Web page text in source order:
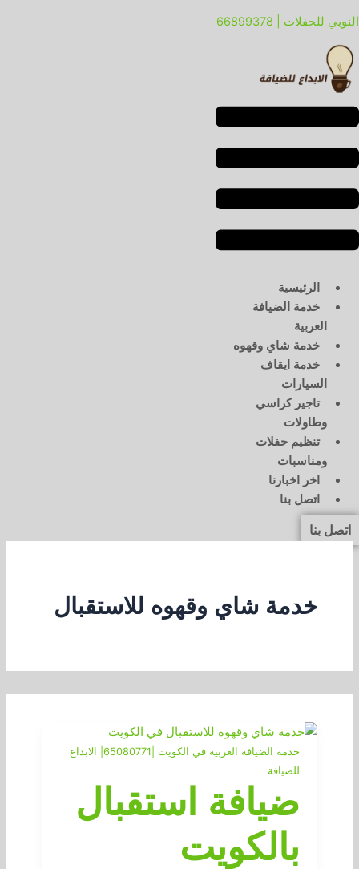
إلى
المحتوى
النوبي للحفلات | 66899378
الرئيسية
خدمة الضيافة
العربية
خدمة شاي وقهوه
خدمة ايقاف
السيارات
تاجير كراسي
وطاولات
تنظيم حفلات
ومناسبات
اخر اخبارنا
اتصل بنا
اتصل بنا
خدمة شاي وقهوه للاستقبال
خدمة الضيافة العربية في الكويت |65080771| الابداع
للضيافة
ضيافة استقبال
بالكويت